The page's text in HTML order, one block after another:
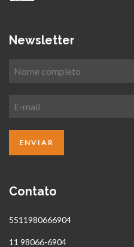
Newsletter
Contato
5511980666904
11 98066-6904